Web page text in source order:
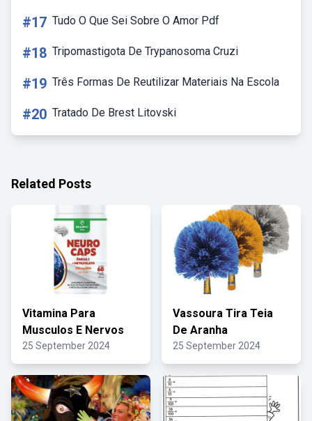
#17 Tudo O Que Sei Sobre O Amor Pdf
#18 Tripomastigota De Trypanosoma Cruzi
#19 Três Formas De Reutilizar Materiais Na Escola
#20 Tratado De Brest Litovski
Related Posts
Vitamina Para
Musculos E Nervos
25 September 2024
Vassoura Tira Teia
De Aranha
25 September 2024